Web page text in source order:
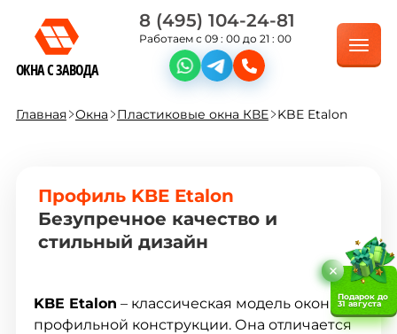
ОКНА С ЗАВОДА
8 (495) 104-24-81
Работаем с 09 : 00 до 21 : 00
Главная Окна Пластиковые окна КВЕ KBE Etalon
Профиль KBE Etalon
Безупречное качество и
стильный дизайн
KBE Etalon – классическая модель оконной
профильной конструкции. Она отличается
Подарок до
31 августа